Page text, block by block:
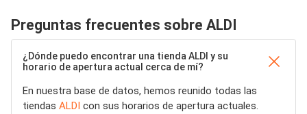
Preguntas frecuentes sobre ALDI
¿Dónde puedo encontrar una tienda ALDI y su
horario de apertura actual cerca de mí?
En nuestra base de datos, hemos reunido todas las
tiendas ALDI con sus horarios de apertura actuales.